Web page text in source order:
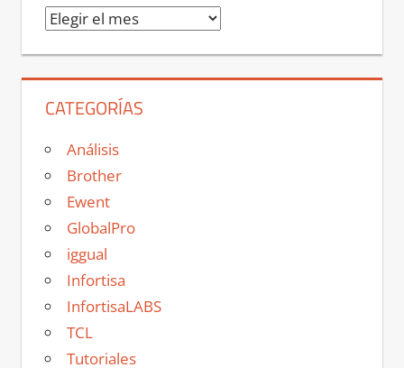
Archivos
CATEGORÍAS
Análisis
Brother
Ewent
GlobalPro
iggual
Infortisa
InfortisaLABS
TCL
Tutoriales